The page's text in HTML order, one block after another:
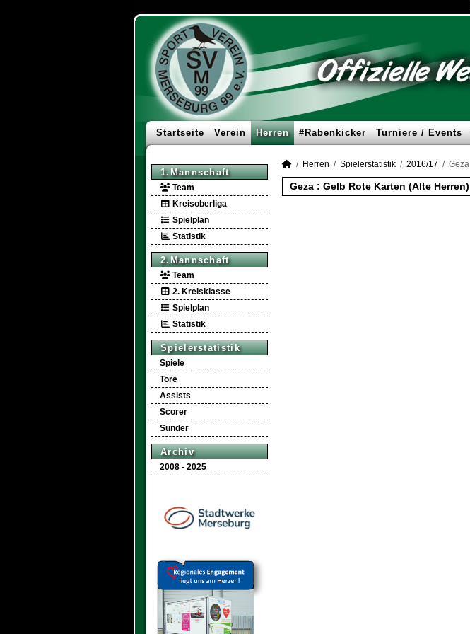
Startseite Verein Herren #Rabenkicker Turniere / Events
1.Mannschaft
Team
Kreisoberliga
Spielplan
Statistik
2.Mannschaft
Team
2. Kreisklasse
Spielplan
Statistik
Spielerstatistik
Spiele
Tore
Assists
Scorer
Sünder
Archiv
2008 - 2025
Herren Spielerstatistik 2016/17 Geza
Geza : Gelb Rote Karten (Alte Herren)